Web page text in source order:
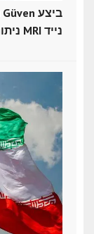
ניתוח באמצעות מכשיר MRI נייד